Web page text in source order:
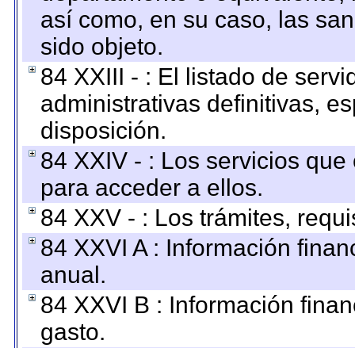
así como, en su caso, las
sido objeto.
84 XXIII - : El listado de
administrativas definitivas,
disposición.
84 XXIV - : Los servicios
para acceder a ellos.
84 XXV - : Los trámites,
84 XXVI A : Información
anual.
84 XXVI B : Información
gasto.